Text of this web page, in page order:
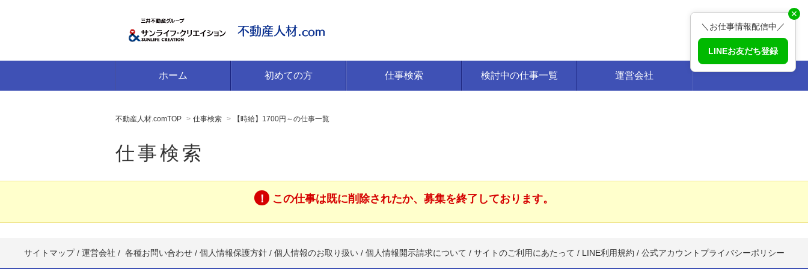
ホーム 初めての方 仕事検索 検討中の仕事一覧 運営会社
不動産人材.comTOP 仕事検索 【時給】1700円～の仕事一覧
仕事検索
この仕事は既に削除されたか、募集を終了しております。
サイトマップ/ 運営会社 / 各種お問い合わせ/ 個人情報保護方針/ 個人情報のお取り扱い / 個人情報開示請求について / サイトのご利用にあたって / LINE利用規約 / 公式アカウントプライバシーポリシー
✕
＼お仕事情報配信中／
LINEお友だち登録